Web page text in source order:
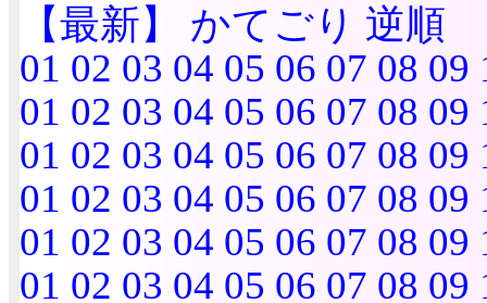
【最新】 かてごり 逆順
01 02 03 04 05 06 07 08 09
01 02 03 04 05 06 07 08 09
01 02 03 04 05 06 07 08 09
01 02 03 04 05 06 07 08 09
01 02 03 04 05 06 07 08 09
01 02 03 04 05 06 07 08 09